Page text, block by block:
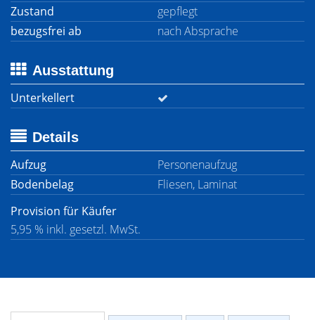
Zustand
gepflegt
bezugsfrei ab
nach Absprache
Ausstattung
Unterkellert
Details
Aufzug
Personenaufzug
Bodenbelag
Fliesen, Laminat
Provision für Käufer
5,95 % inkl. gesetzl. MwSt.